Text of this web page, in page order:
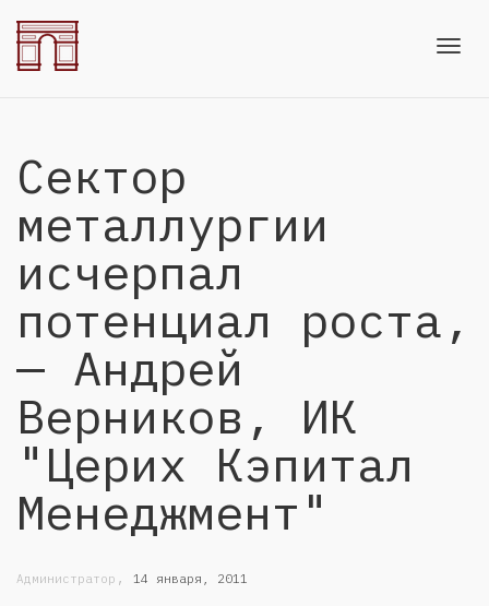
Сектор
металлургии
исчерпал
потенциал роста,
— Андрей
Верников, ИК
"Церих Кэпитал
Менеджмент"
Администратор , 14 января, 2011